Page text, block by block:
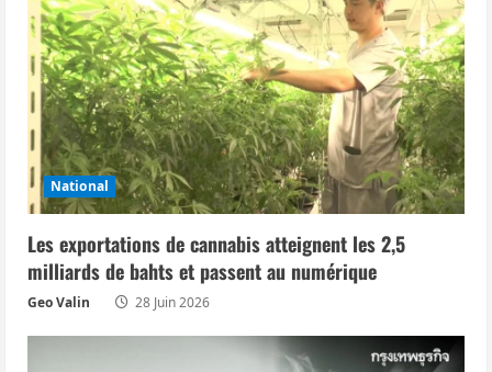
i
o
n
d
’
a
r
t
National
Les exportations de cannabis atteignent les 2,5
milliards de bahts et passent au numérique
Geo Valin 28 Juin 2026